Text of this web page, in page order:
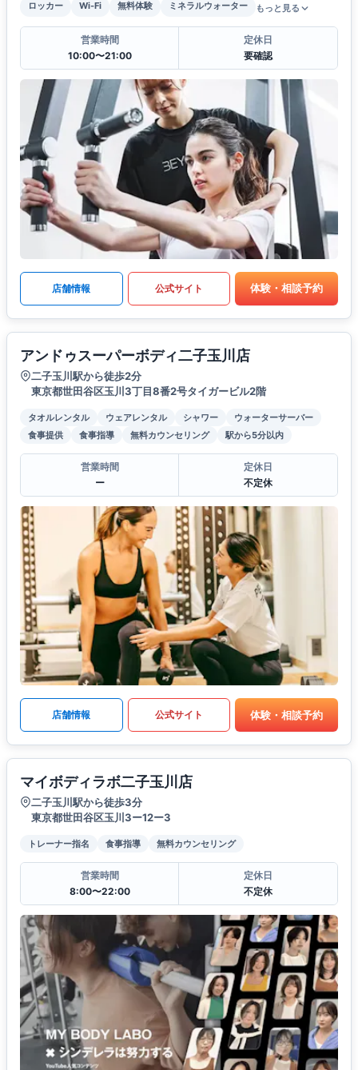
ロッカー Wi-Fi 無料体験 ミネラルウォーター もっと見る
営業時間
10:00〜21:00
定休日
要確認
店舗情報 公式サイト 体験・相談予約
アンドゥスーパーボディ二子玉川店
二子玉川駅から徒歩2分
東京都世田谷区玉川3丁目8番2号タイガービル2階
タオルレンタル ウェアレンタル シャワー
ウォーターサーバー
食事提供
食事指導 無料カウンセリング 駅から5分以内
営業時間
ー
定休日
不定休
店舗情報 公式サイト 体験・相談予約
マイボディラボ二子玉川店
二子玉川駅から徒歩3分
東京都世田谷区玉川3ー12ー3
トレーナー指名 食事指導 無料カウンセリング
営業時間
8:00〜22:00
定休日
不定休